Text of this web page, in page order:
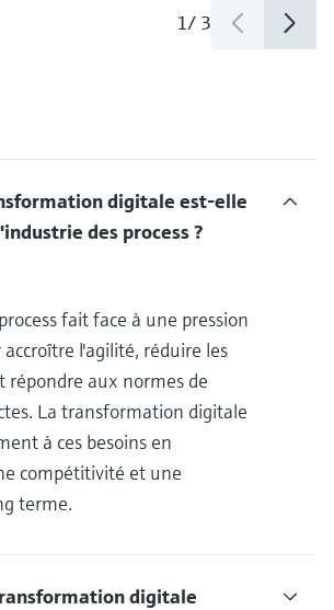
1/ 3
digitale est-elle
des process ?
fait face à une pression
l'agilité, réduire les
répondre aux normes de
La transformation digitale
à ces besoins en
compétitivité et une
terme.
digitale